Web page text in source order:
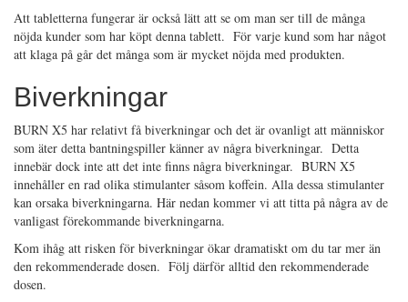
Att tabletterna fungerar är också lätt att se om man ser till de många
nöjda kunder som har köpt denna tablett. För varje kund som har något
att klaga på går det många som är mycket nöjda med produkten.
Biverkningar
BURN X5 har relativt få biverkningar och det är ovanligt att människor
som äter detta bantningspiller känner av några biverkningar. Detta
innebär dock inte att det inte finns några biverkningar. BURN X5
innehåller en rad olika stimulanter såsom koffein. Alla dessa stimulanter
kan orsaka biverkningarna. Här nedan kommer vi att titta på några av de
vanligast förekommande biverkningarna.
Kom ihåg att risken för biverkningar ökar dramatiskt om du tar mer än
den rekommenderade dosen. Följ därför alltid den rekommenderade
dosen.